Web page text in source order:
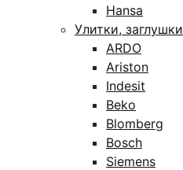
Hansa
Улитки,
ARDO
Ariston
Indesit
Beko
Blomberg
Bosch
Siemens